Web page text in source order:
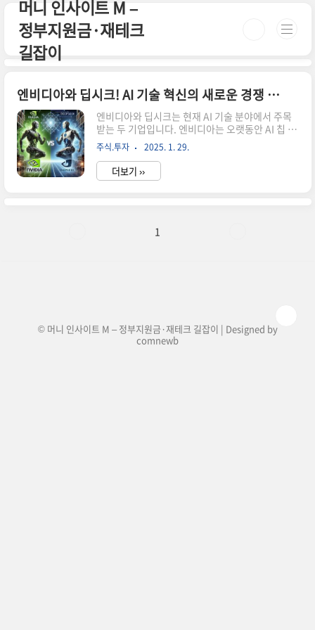
본문 바로가기
머니 인사이트 M –
정부지원금·재테크
길잡이
엔비디아와 딥시크! AI 기술 혁신의 새로운 경쟁 구도
엔비디아와 딥시크는 현재 AI 기술 분야에서 주목
받는 두 기업입니다. 엔비디아는 오랫동안 AI 칩 시
장을 주도해왔고, 딥시크는 최근 저렴한 비용으로
강력한 성능의 AI 모델을 개발하며 주목을 받고 있
습니다.딥시크 공식 홈페이지 바로가기!👆딥시크
AI 모델의 특징오픈소스로 공개되어 누구나 사용하
처 활용엔비디아의 반응최근 딥시크의 R1 모델 발
주식.투자 2025. 1. 29.
더보기 ››
1
© 머니 인사이트 M – 정부지원금·재테크 길잡이 | Designed by
comnewb